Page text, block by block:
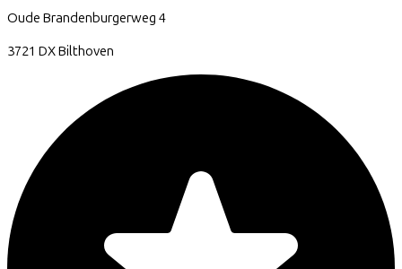
Oude Brandenburgerweg 4
3721 DXBilthoven